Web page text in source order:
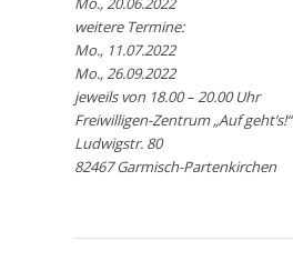
weitere Termine:
Mo., 11.07.2022
Mo., 26.09.2022
jeweils von 18.00 – 20.00 Uhr
Freiwilligen-Zentrum „Auf geht’s!“
Ludwigstr. 80
82467 Garmisch-Partenkirchen